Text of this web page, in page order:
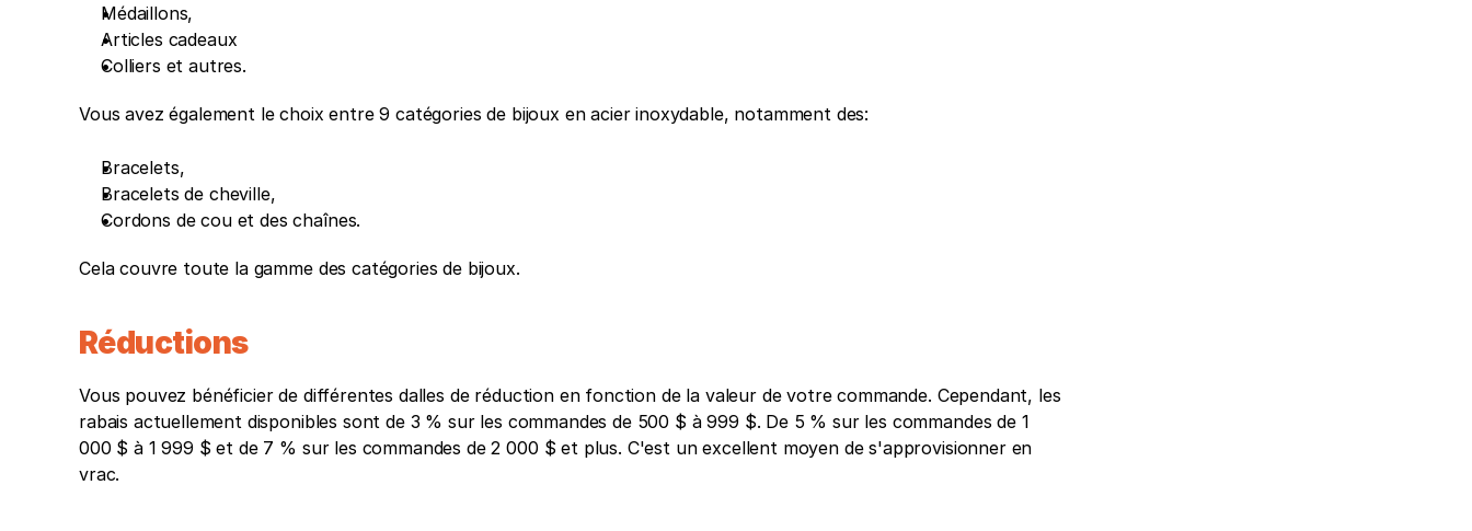
Médaillons,
Articles cadeaux
Colliers et autres.
Vous avez également le choix entre 9 catégories de bijoux en acier inoxydable, notamment des:
Bracelets,
Bracelets de cheville,
Cordons de cou et des chaînes.
Cela couvre toute la gamme des catégories de bijoux.
Réductions
Vous pouvez bénéficier de différentes dalles de réduction en fonction de la valeur de votre commande. Cependant, les
rabais actuellement disponibles sont de 3 % sur les commandes de 500 $ à 999 $. De 5 % sur les commandes de 1
000 $ à 1 999 $ et de 7 % sur les commandes de 2 000 $ et plus. C'est un excellent moyen de s'approvisionner en
vrac.